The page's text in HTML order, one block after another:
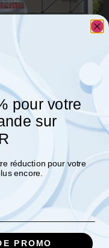
pour votre
sur
réduction pour votre
encore.
PROMO